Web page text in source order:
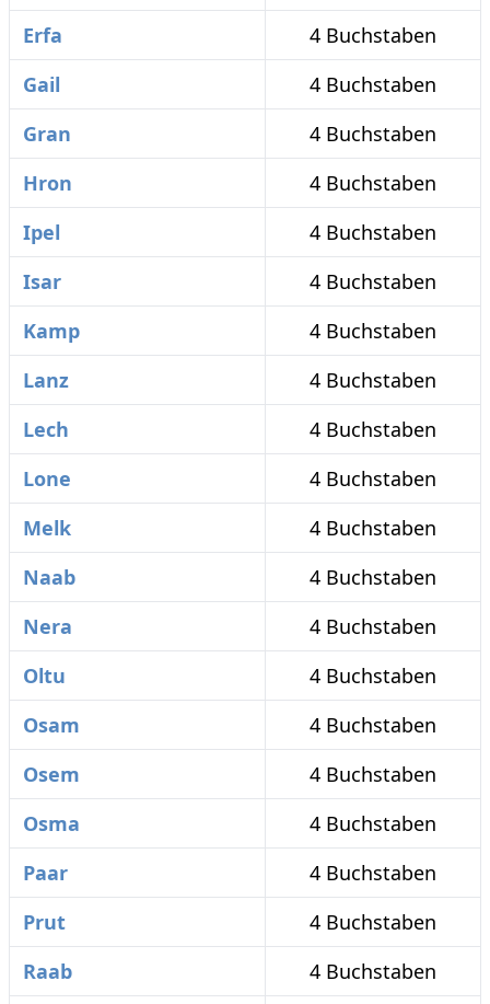
Erfa
4 Buchstaben
Gail
4 Buchstaben
Gran
4 Buchstaben
Hron
4 Buchstaben
Ipel
4 Buchstaben
Isar
4 Buchstaben
Kamp
4 Buchstaben
Lanz
4 Buchstaben
Lech
4 Buchstaben
Lone
4 Buchstaben
Melk
4 Buchstaben
Naab
4 Buchstaben
Nera
4 Buchstaben
Oltu
4 Buchstaben
Osam
4 Buchstaben
Osem
4 Buchstaben
Osma
4 Buchstaben
Paar
4 Buchstaben
Prut
4 Buchstaben
Raab
4 Buchstaben